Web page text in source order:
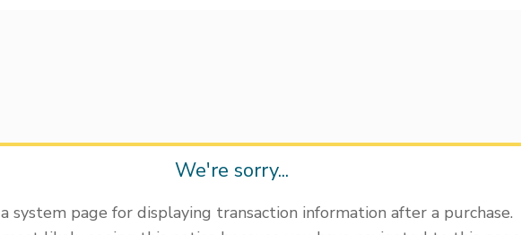
We're sorry...
system page for displaying transaction information after a purchase.